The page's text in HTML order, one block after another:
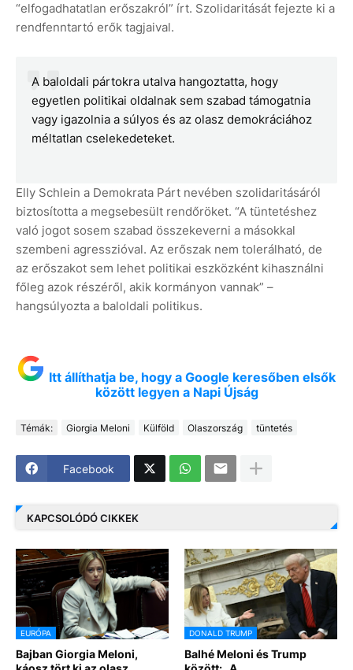
“elfogadhatatlan erőszakról” írt. Szolidaritását fejezte ki a
rendfenntartó erők tagjaival.
A baloldali pártokra utalva hangoztatta, hogy
egyetlen politikai oldalnak sem szabad támogatnia
vagy igazolnia a súlyos és az olasz demokráciához
méltatlan cselekedeteket.
Elly Schlein a Demokrata Párt nevében szolidaritásáról
biztosította a megsebesült rendőröket. “A tüntetéshez
való jogot sosem szabad összekeverni a másokkal
szembeni agresszióval. Az erőszak nem tolerálható, de
az erőszakot sem lehet politikai eszközként kihasználni
főleg azok részéről, akik kormányon vannak” –
hangsúlyozta a baloldali politikus.
Itt állíthatja be, hogy a Google keresőben elsők
között legyen a Napi Újság
Témák: Giorgia Meloni Külföld Olaszország tüntetés
Facebook
KAPCSOLÓDÓ CIKKEK
EURÓPA
Bajban Giorgia Meloni,
DONALD TRUMP
Balhé Meloni és Trump